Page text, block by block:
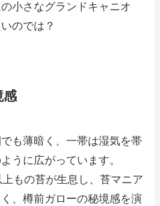
小さなグランドキャニオ
のでは？
感
も薄暗く、一帯は湿気を帯
うに広がっています。
もの苔が生息し、苔マニア
、樽前ガローの秘境感を演